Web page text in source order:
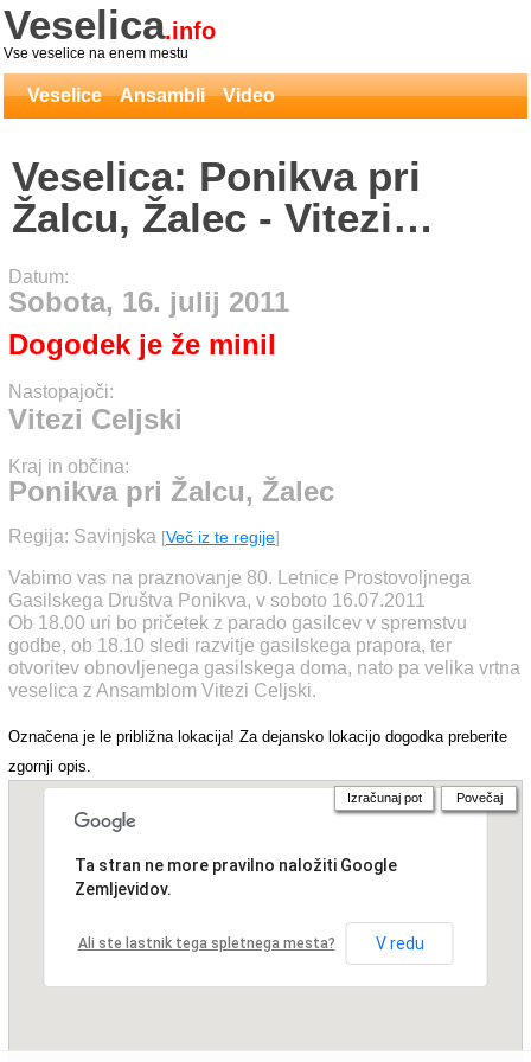
Veselica.info
Vse veselice na enem mestu
Veselice Ansambli Video
Veselica: Ponikva pri
Žalcu, Žalec - Vitezi
Celjski
Datum:
Sobota, 16. julij 2011
Dogodek je že minil
Nastopajoči:
Vitezi Celjski
Kraj in občina:
Ponikva pri Žalcu, Žalec
Regija: Savinjska [Več iz te regije]
Vabimo vas na praznovanje 80. Letnice Prostovoljnega
Gasilskega Društva Ponikva, v soboto 16.07.2011
Ob 18.00 uri bo pričetek z parado gasilcev v spremstvu
godbe, ob 18.10 sledi razvitje gasilskega prapora, ter
otvoritev obnovljenega gasilskega doma, nato pa velika vrtna
veselica z Ansamblom Vitezi Celjski.
Označena je le približna lokacija! Za dejansko lokacijo dogodka preberite
zgornji opis.
Ta stran ne more pravilno naložiti Google
Zemljevidov.
Ali ste lastnik tega spletnega mesta? V redu
Izračunaj pot Povečaj